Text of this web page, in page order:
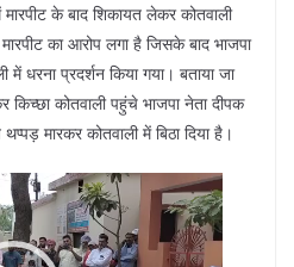
के बाद शिकायत लेकर कोतवाली
का आरोप लगा है जिसके बाद भाजपा
में धरना प्रदर्शन किया गया। बताया जा
किच्छा कोतवाली पहुंचे भाजपा नेता दीपक
मारकर कोतवाली में बिठा दिया है।